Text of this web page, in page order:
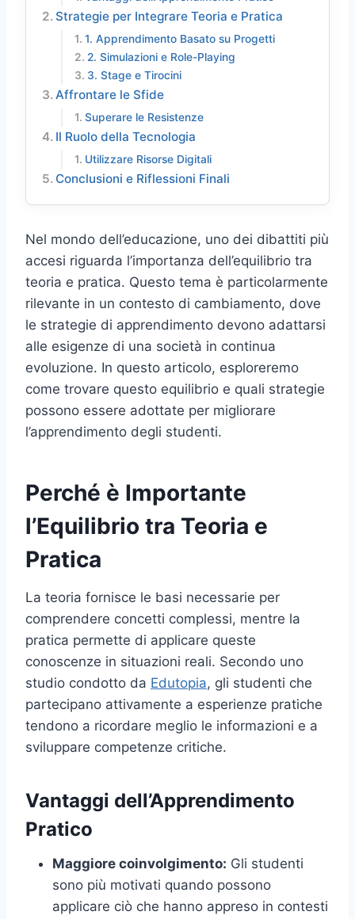
Strategie per Integrare Teoria e Pratica
1. Apprendimento Basato su Progetti
2. Simulazioni e Role-Playing
3. Stage e Tirocini
Affrontare le Sfide
Superare le Resistenze
Il Ruolo della Tecnologia
Utilizzare Risorse Digitali
Conclusioni e Riflessioni Finali
Nel mondo dell’educazione, uno dei dibattiti più
accesi riguarda l’importanza dell’equilibrio tra
teoria e pratica. Questo tema è particolarmente
rilevante in un contesto di cambiamento, dove
le strategie di apprendimento devono adattarsi
alle esigenze di una società in continua
evoluzione. In questo articolo, esploreremo
come trovare questo equilibrio e quali strategie
possono essere adottate per migliorare
l’apprendimento degli studenti.
Perché è Importante
l’Equilibrio tra Teoria e
Pratica
La teoria fornisce le basi necessarie per
comprendere concetti complessi, mentre la
pratica permette di applicare queste
conoscenze in situazioni reali. Secondo uno
studio condotto da Edutopia, gli studenti che
partecipano attivamente a esperienze pratiche
tendono a ricordare meglio le informazioni e a
sviluppare competenze critiche.
Vantaggi dell’Apprendimento
Pratico
Maggiore coinvolgimento: Gli studenti
sono più motivati quando possono
applicare ciò che hanno appreso in contesti